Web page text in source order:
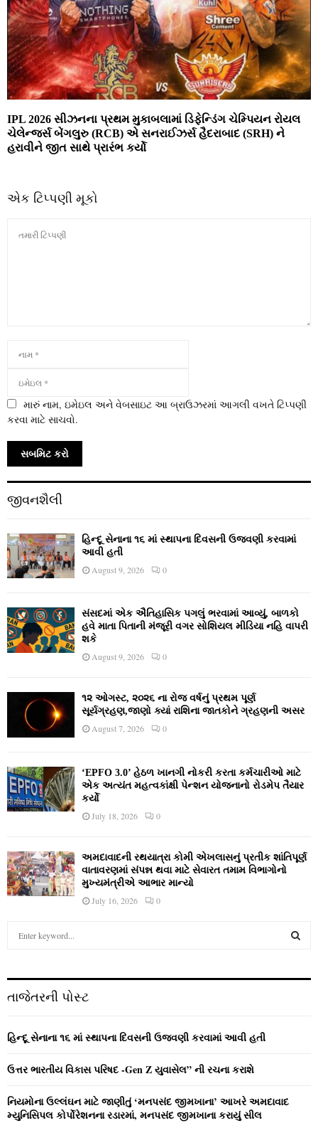
IPL 2026 સીઝનના પ્રથમ મુકાબલામાં ડિફેન્ડિંગ ચેમ્પિયન રોયલ
ચેલેન્જર્સ બેંગલુરુ (RCB) એ સનરાઈઝર્સ હૈદરાબાદ (SRH) ને
હરાવીને જીત સાથે પ્રારંભ કર્યો
એક ટિપ્પણી મૂકો
મારું નામ, ઇમેઇલ અને વેબસાઇટ આ બ્રાઉઝરમાં આગલી વખતે ટિપ્પણી
કરવા માટે સાચવો.
જીવનશૈલી
હિન્દૂ સેનાના ૧૬ માં સ્થાપના દિવસની ઉજવણી કરવામાં
આવી હતી
August 9, 2026 0
સંસદમાં એક ઐતિહાસિક પગલું ભરવામાં આવ્યું, બાળકો
હવે માતા પિતાની મંજૂરી વગર સોશિયલ મીડિયા નહિ વાપરી
શકે
August 9, 2026 0
૧૨ ઓગસ્ટ, ૨૦૨૬ ના રોજ વર્ષનું પ્રથમ પૂર્ણ
સૂર્યગ્રહણ,જાણો ક્યાં રાશિના જાતકોને ગ્રહણની અસર
August 7, 2026 0
‘EPFO 3.0’ હેઠળ ખાનગી નોકરી કરતા કર્મચારીઓ માટે
એક અત્યંત મહત્વકાંક્ષી પેન્શન યોજનાનો રોડમેપ તૈયાર
કર્યો
July 18, 2026 0
અમદાવાદની રથયાત્રા કોમી એખલાસનું પ્રતીક શાંતિપૂર્ણ
વાતાવરણમાં સંપન્ન થવા માટે સેવારત તમામ વિભાગોનો
મુખ્યમંત્રીએ આભાર માન્યો
July 16, 2026 0
h
o
:
તાજેતરની પોસ્ટ
હિન્દૂ સેનાના ૧૬ માં સ્થાપના દિવસની ઉજવણી કરવામાં આવી હતી
ઉત્તર ભારતીય વિકાસ પરિષદ -Gen Z યુવાસેલ” ની રચના કરાશે
નિયમોના ઉલ્લંઘન માટે જાણીતું ‘મનપસંદ જીમખાના’ આખરે અમદાવાદ
મ્યુનિસિપલ કોર્પોરેશનના રડારમાં, મનપસંદ જીમખાના કરાયું સીલ